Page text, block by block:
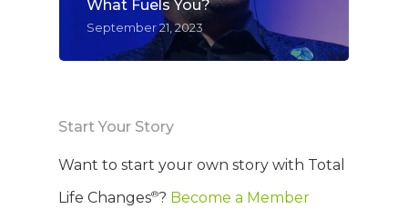
What Fuels You?
September 21, 2023
Start Your Story
Want to start your own story with Total
Life Changes®? Become a Member
WELCOME
Why TLC
Meet The Team
Weight
Full Body Nutrition
Events